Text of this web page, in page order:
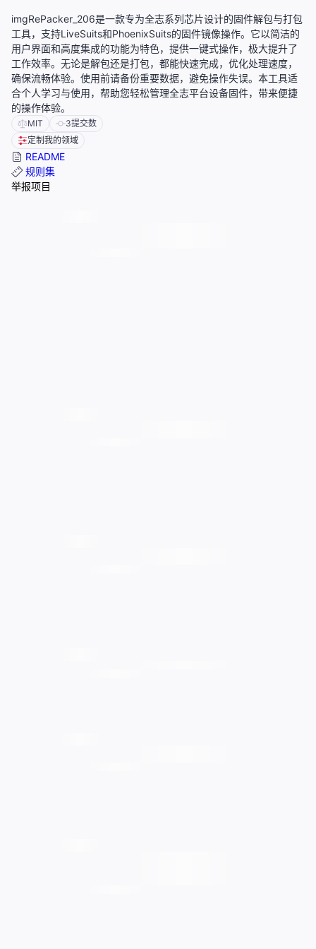
imgRePacker_206是一款专为全志系列芯片设计的固件解包与打包
工具，支持LiveSuits和PhoenixSuits的固件镜像操作。它以简洁的
用户界面和高度集成的功能为特色，提供一键式操作，极大提升了
工作效率。无论是解包还是打包，都能快速完成，优化处理速度，
确保流畅体验。使用前请备份重要数据，避免操作失误。本工具适
合个人学习与使用，帮助您轻松管理全志平台设备固件，带来便捷
的操作体验。
MIT 3提交数
定制我的领域
README
规则集
举报项目